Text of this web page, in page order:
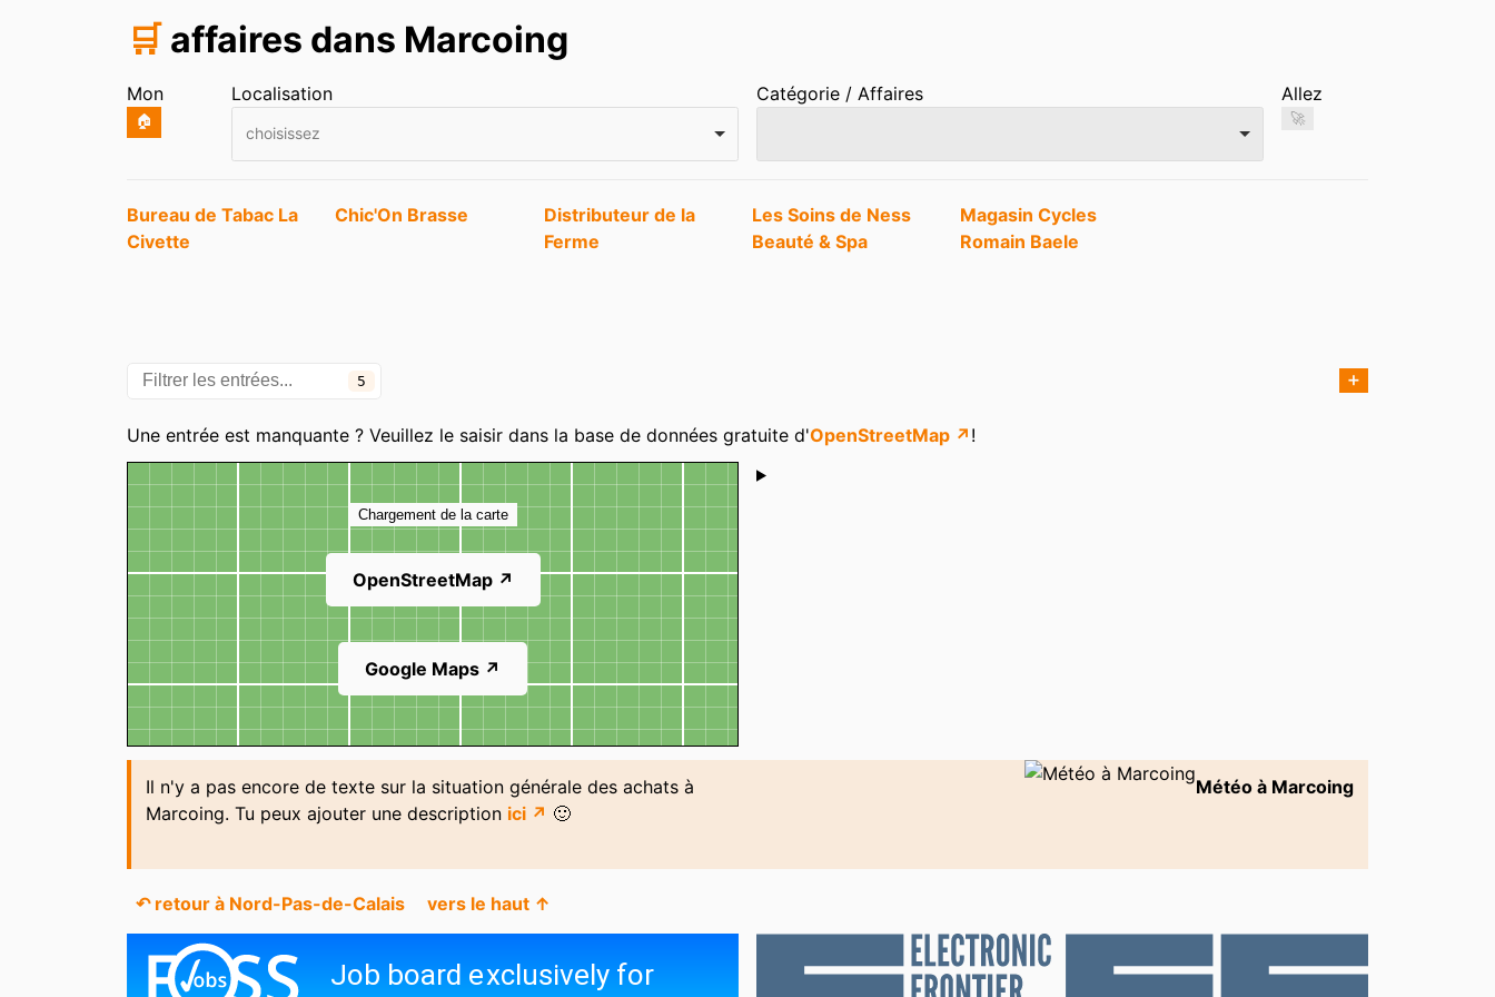
🛒 affaires dans Marcoing
Mon
🏠
Localisation
choisissez
Catégorie / Affaires Allez
🚀
Entrées
Bureau de Tabac La
Civette
Chic'On Brasse
Distributeur de la
Ferme
Les Soins de Ness
Beauté & Spa
Magasin Cycles
Romain Baele
5 ➕
Catégories
Une entrée est manquante ? Veuillez le saisir dans la base de données gratuite d'OpenStreetMap ↗ !
Carte
Chargement de la carte
OpenStreetMap ↗
Google Maps ↗
Shoutbox
Il n'y a pas encore de texte sur la situation générale des achats à
Marcoing. Tu peux ajouter une description ici ↗ 🙂
Météo à Marcoing
↶ retour à Nord-Pas-de-Calais vers le haut ↑